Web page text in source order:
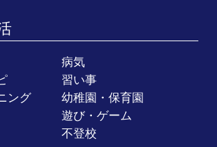
病気
習い事
ング
幼稚園・保育園
遊び・ゲーム
不登校